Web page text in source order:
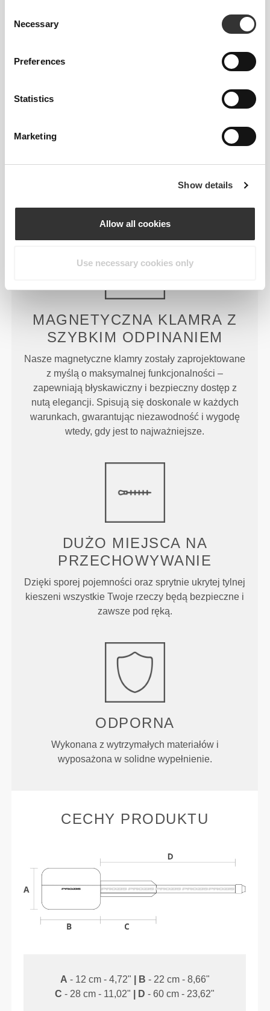
Selection
Necessary
Preferences
Statistics
Marketing
Show details
Allow all cookies
Use necessary cookies only
Informacje i pielęgnacja
Ogólne recenzje
4.9
MAGNETYCZNA KLAMRA Z
SZYBKIM ODPINANIEM
Nasze magnetyczne klamry zostały zaprojektowane
z myślą o maksymalnej funkcjonalności –
zapewniają błyskawiczny i bezpieczny dostęp z
nutą elegancji. Spisują się doskonale w każdych
warunkach, gwarantując niezawodność i wygodę
wtedy, gdy jest to najważniejsze.
DUŻO MIEJSCA NA
PRZECHOWYWANIE
Dzięki sporej pojemności oraz sprytnie ukrytej tylnej
kieszeni wszystkie Twoje rzeczy będą bezpieczne i
zawsze pod ręką.
ODPORNA
Wykonana z wytrzymałych materiałów i
wyposażona w solidne wypełnienie.
CECHY PRODUKTU
A - 12 cm - 4,72" B - 22 cm - 8,66"
C - 28 cm - 11,02" D - 60 cm - 23,62"